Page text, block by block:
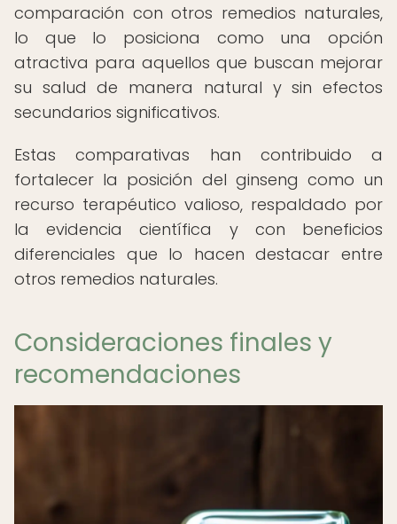
comparación con otros remedios naturales,
lo que lo posiciona como una opción
atractiva para aquellos que buscan mejorar
su salud de manera natural y sin efectos
secundarios significativos.
Estas comparativas han contribuido a
fortalecer la posición del ginseng como un
recurso terapéutico valioso, respaldado por
la evidencia científica y con beneficios
diferenciales que lo hacen destacar entre
otros remedios naturales.
Consideraciones finales y
recomendaciones